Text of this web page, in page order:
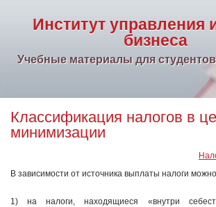
Институт управления
бизнеса
Учебные материалы для
Классификация налогов в
минимизации
В зависимости от источника выплаты налоги
1) на налоги, находящиеся «внутри